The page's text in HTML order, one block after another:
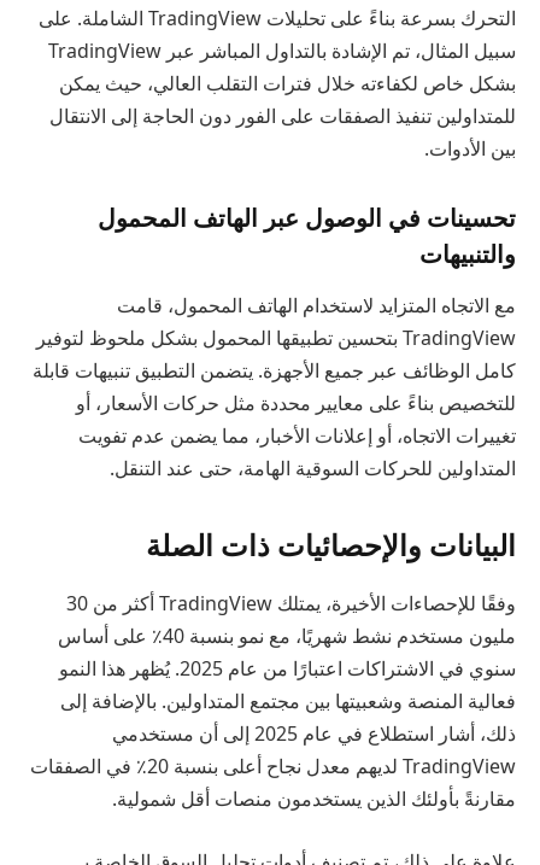
التحرك بسرعة بناءً على تحليلات TradingView الشاملة. على
سبيل المثال، تم الإشادة بالتداول المباشر عبر TradingView
بشكل خاص لكفاءته خلال فترات التقلب العالي، حيث يمكن
للمتداولين تنفيذ الصفقات على الفور دون الحاجة إلى الانتقال
بين الأدوات.
تحسينات في الوصول عبر الهاتف المحمول
والتنبيهات
مع الاتجاه المتزايد لاستخدام الهاتف المحمول، قامت
TradingView بتحسين تطبيقها المحمول بشكل ملحوظ لتوفير
كامل الوظائف عبر جميع الأجهزة. يتضمن التطبيق تنبيهات قابلة
للتخصيص بناءً على معايير محددة مثل حركات الأسعار، أو
تغييرات الاتجاه، أو إعلانات الأخبار، مما يضمن عدم تفويت
المتداولين للحركات السوقية الهامة، حتى عند التنقل.
البيانات والإحصائيات ذات الصلة
وفقًا للإحصاءات الأخيرة، يمتلك TradingView أكثر من 30
مليون مستخدم نشط شهريًا، مع نمو بنسبة 40٪ على أساس
سنوي في الاشتراكات اعتبارًا من عام 2025. يُظهر هذا النمو
فعالية المنصة وشعبيتها بين مجتمع المتداولين. بالإضافة إلى
ذلك، أشار استطلاع في عام 2025 إلى أن مستخدمي
TradingView لديهم معدل نجاح أعلى بنسبة 20٪ في الصفقات
مقارنةً بأولئك الذين يستخدمون منصات أقل شمولية.